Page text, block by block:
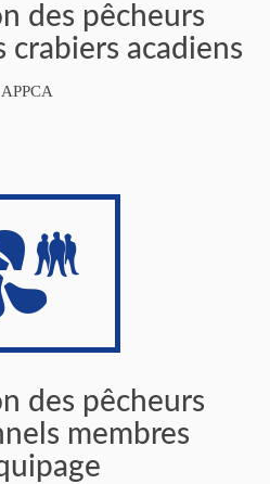
des pêcheurs
crabiers acadiens
APPCA
des pêcheurs
membres